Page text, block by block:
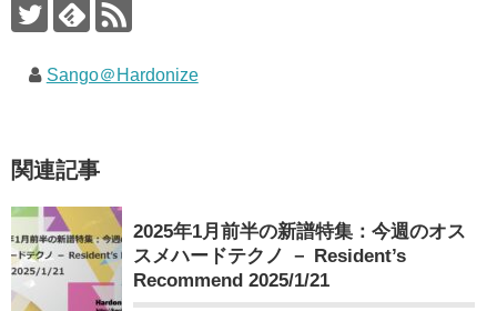
Sango＠Hardonize
関連記事
2025年1月前半の新譜特集：今週のオス
スメハードテクノ － Resident’s
Recommend 2025/1/21